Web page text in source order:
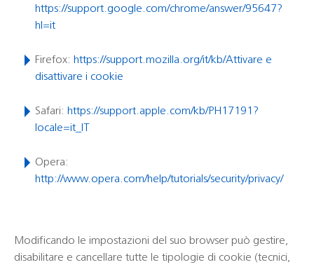
https://support.google.com/chrome/answer/95647?
hl=it
Firefox: https://support.mozilla.org/it/kb/Attivare e
disattivare i cookie
Safari: https://support.apple.com/kb/PH17191?
locale=it_IT
Opera:
http://www.opera.com/help/tutorials/security/privacy/
Modificando le impostazioni del suo browser può gestire,
disabilitare e cancellare tutte le tipologie di cookie (tecnici,